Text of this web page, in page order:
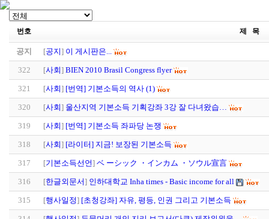
번호 제 목
공지 [공지] 이 게시판은...
322 [사회] BIEN 2010 Brasil Congress flyer
321 [사회] [번역] 기본소득의 역사 (1)
320 [사회] 울산지역 기본소득 기획강좌 3강 잘 다녀왔습…
319 [사회] [번역] 기본소득 좌파당 논쟁
318 [사회] [라이터] 지금! 보장된 기본소득
317 [기본소득선언] ベ ーシック ・インカム ・ソウル宣言
316 [한글외문서] 인하대학교 Inha times - Basic income for all
315 [행사일정] [초청강좌] 자유, 평등, 인권 그리고 기본소득